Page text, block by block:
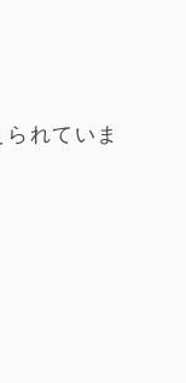
れていま